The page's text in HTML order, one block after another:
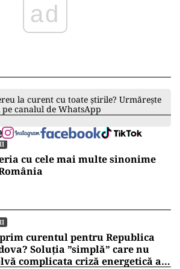
ad
la curent cu toate știrile? Urmărește
canalul de WhatsApp
cu cele mai multe sinonime
curentul pentru Republica
Soluția ”simplă” care nu
complicata criză energetică a